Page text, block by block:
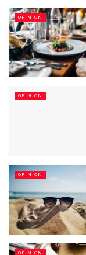
OPINION
OPINION
OPINION
OPINION